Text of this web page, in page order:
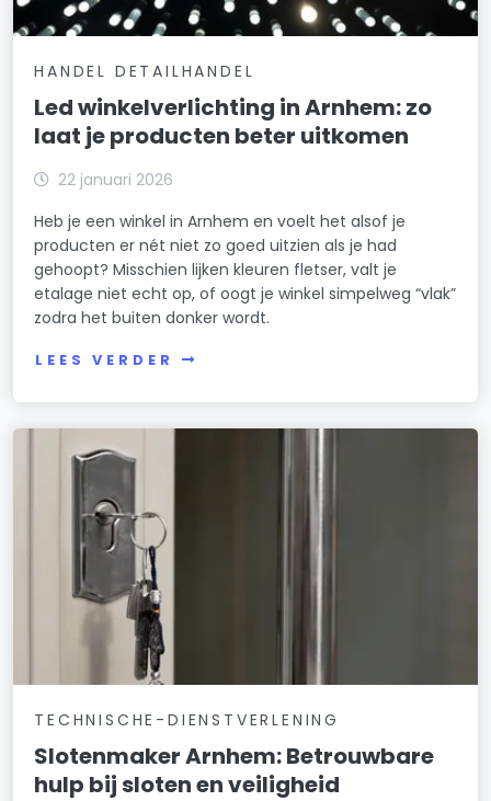
HANDEL DETAILHANDEL
Led winkelverlichting in Arnhem: zo
laat je producten beter uitkomen
22 januari 2026
Heb je een winkel in Arnhem en voelt het alsof je
producten er nét niet zo goed uitzien als je had
gehoopt? Misschien lijken kleuren fletser, valt je
etalage niet echt op, of oogt je winkel simpelweg “vlak”
zodra het buiten donker wordt.
LEES VERDER
TECHNISCHE-DIENSTVERLENING
Slotenmaker Arnhem: Betrouwbare
hulp bij sloten en veiligheid